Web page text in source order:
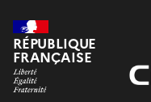
RÉPUBLIQUE
FRANÇAISE